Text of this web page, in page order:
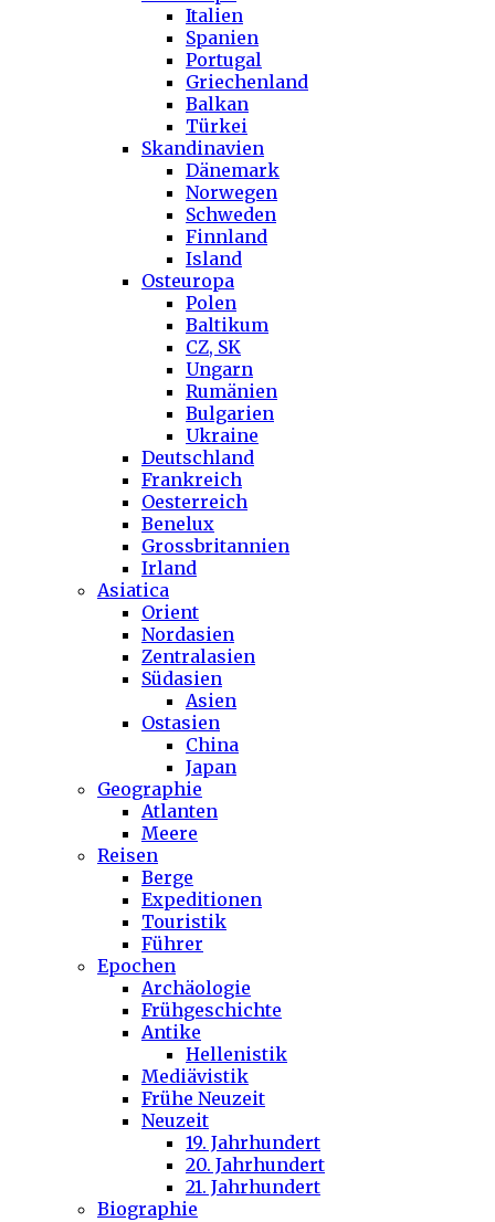
Italien
Spanien
Portugal
Griechenland
Balkan
Türkei
Skandinavien
Dänemark
Norwegen
Schweden
Finnland
Island
Osteuropa
Polen
Baltikum
CZ, SK
Ungarn
Rumänien
Bulgarien
Ukraine
Deutschland
Frankreich
Oesterreich
Benelux
Grossbritannien
Irland
Asiatica
Orient
Nordasien
Zentralasien
Südasien
Asien
Ostasien
China
Japan
Geographie
Atlanten
Meere
Reisen
Berge
Expeditionen
Touristik
Führer
Epochen
Archäologie
Frühgeschichte
Antike
Hellenistik
Mediävistik
Frühe Neuzeit
Neuzeit
19. Jahrhundert
20. Jahrhundert
21. Jahrhundert
Biographie